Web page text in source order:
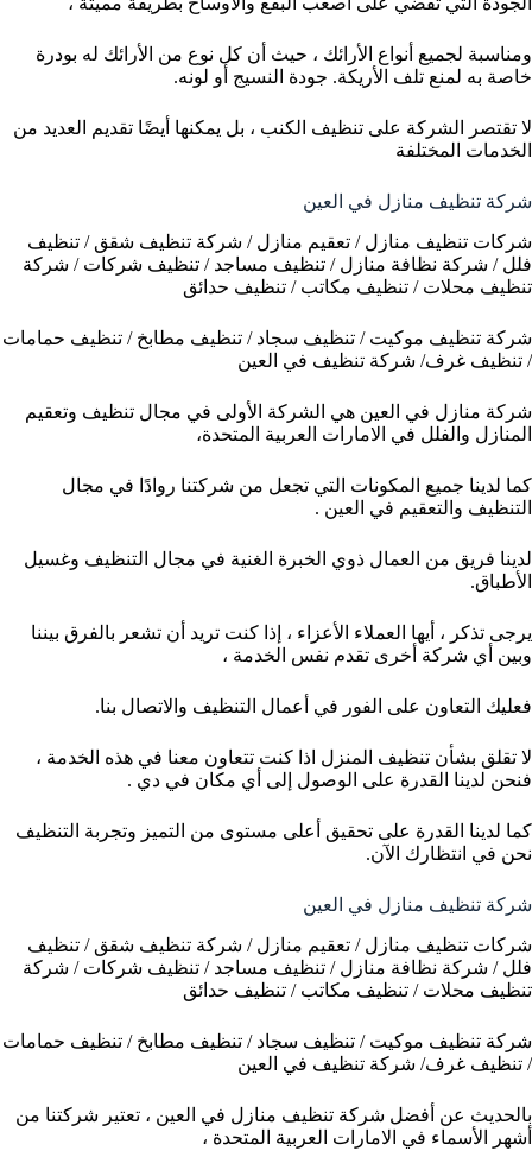
ومناسبة لجميع أنواع الأرائك ، حيث أن كل نوع من الأرائك له بودرة
خاصة به لمنع تلف الأريكة. جودة النسيج أو لونه.
لا تقتصر الشركة على تنظيف الكنب ، بل يمكنها أيضًا تقديم العديد من
الخدمات المختلفة
شركة تنظيف منازل في العين
شركات تنظيف منازل / تعقيم منازل / شركة تنظيف شقق / تنظيف
فلل / شركة نظافة منازل / تنظيف مساجد / تنظيف شركات / شركة
تنظيف محلات / تنظيف مكاتب / تنظيف حدائق
شركة تنظيف موكيت / تنظيف سجاد / تنظيف مطابخ / تنظيف حمامات
/ تنظيف غرف/ شركة تنظيف في العين
شركة منازل في العين هي الشركة الأولى في مجال تنظيف وتعقيم
المنازل والفلل في الامارات العربية المتحدة،
كما لدينا جميع المكونات التي تجعل من شركتنا روادًا في مجال
التنظيف والتعقيم في العين .
لدينا فريق من العمال ذوي الخبرة الغنية في مجال التنظيف وغسيل
الأطباق.
يرجى تذكر ، أيها العملاء الأعزاء ، إذا كنت تريد أن تشعر بالفرق بيننا
وبين أي شركة أخرى تقدم نفس الخدمة ،
فعليك التعاون على الفور في أعمال التنظيف والاتصال بنا.
لا تقلق بشأن تنظيف المنزل اذا كنت تتعاون معنا في هذه الخدمة ،
فنحن لدينا القدرة على الوصول إلى أي مكان في دي .
كما لدينا القدرة على تحقيق أعلى مستوى من التميز وتجربة التنظيف
نحن في انتظارك الآن.
شركة تنظيف منازل في العين
شركات تنظيف منازل / تعقيم منازل / شركة تنظيف شقق / تنظيف
فلل / شركة نظافة منازل / تنظيف مساجد / تنظيف شركات / شركة
تنظيف محلات / تنظيف مكاتب / تنظيف حدائق
شركة تنظيف موكيت / تنظيف سجاد / تنظيف مطابخ / تنظيف حمامات
/ تنظيف غرف/ شركة تنظيف في العين
بالحديث عن أفضل شركة تنظيف منازل في العين ، تعتير شركتنا من
أشهر الأسماء في الامارات العربية المتحدة ،